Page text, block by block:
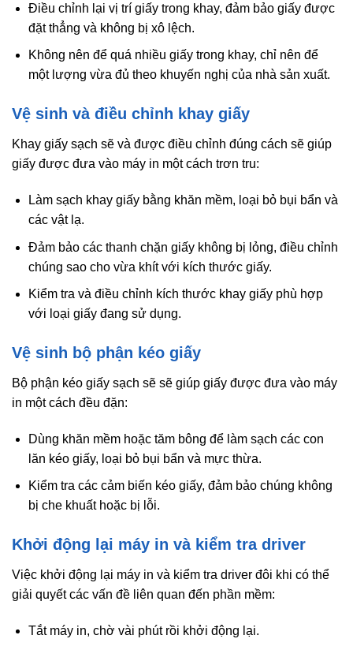
Điều chỉnh lại vị trí giấy trong khay, đảm bảo giấy được
đặt thẳng và không bị xô lệch.
Không nên để quá nhiều giấy trong khay, chỉ nên để
một lượng vừa đủ theo khuyến nghị của nhà sản xuất.
Vệ sinh và điều chỉnh khay giấy
Khay giấy sạch sẽ và được điều chỉnh đúng cách sẽ giúp
giấy được đưa vào máy in một cách trơn tru:
Làm sạch khay giấy bằng khăn mềm, loại bỏ bụi bẩn và
các vật lạ.
Đảm bảo các thanh chặn giấy không bị lỏng, điều chỉnh
chúng sao cho vừa khít với kích thước giấy.
Kiểm tra và điều chỉnh kích thước khay giấy phù hợp
với loại giấy đang sử dụng.
Vệ sinh bộ phận kéo giấy
Bộ phận kéo giấy sạch sẽ sẽ giúp giấy được đưa vào máy
in một cách đều đặn:
Dùng khăn mềm hoặc tăm bông để làm sạch các con
lăn kéo giấy, loại bỏ bụi bẩn và mực thừa.
Kiểm tra các cảm biến kéo giấy, đảm bảo chúng không
bị che khuất hoặc bị lỗi.
Khởi động lại máy in và kiểm tra driver
Việc khởi động lại máy in và kiểm tra driver đôi khi có thể
giải quyết các vấn đề liên quan đến phần mềm:
Tắt máy in, chờ vài phút rồi khởi động lại.